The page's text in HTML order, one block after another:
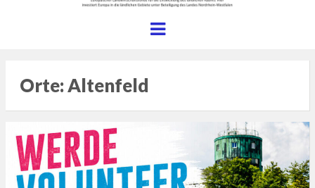
Menu
Orte:Altenfeld